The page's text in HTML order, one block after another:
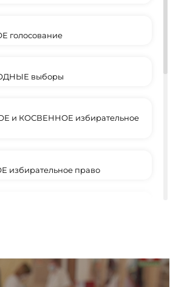
голосование
выборы
и КОСВЕННОЕ избирательное
право